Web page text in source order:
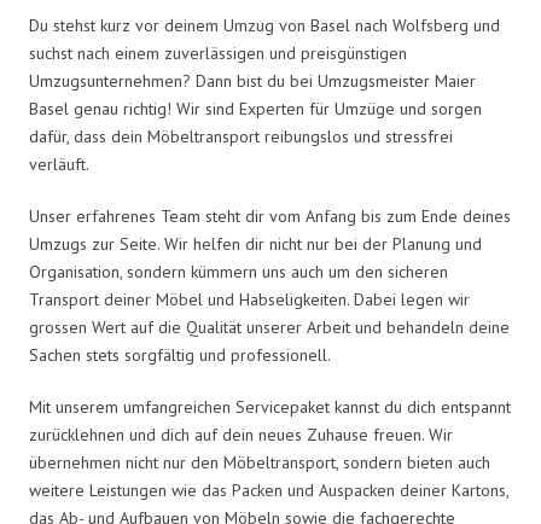
Du stehst kurz vor deinem Umzug von Basel nach Wolfsberg und
suchst nach einem zuverlässigen und preisgünstigen
Umzugsunternehmen? Dann bist du bei Umzugsmeister Maier
Basel genau richtig! Wir sind Experten für Umzüge und sorgen
dafür, dass dein Möbeltransport reibungslos und stressfrei
verläuft.
Unser erfahrenes Team steht dir vom Anfang bis zum Ende deines
Umzugs zur Seite. Wir helfen dir nicht nur bei der Planung und
Organisation, sondern kümmern uns auch um den sicheren
Transport deiner Möbel und Habseligkeiten. Dabei legen wir
grossen Wert auf die Qualität unserer Arbeit und behandeln deine
Sachen stets sorgfältig und professionell.
Mit unserem umfangreichen Servicepaket kannst du dich entspannt
zurücklehnen und dich auf dein neues Zuhause freuen. Wir
übernehmen nicht nur den Möbeltransport, sondern bieten auch
weitere Leistungen wie das Packen und Auspacken deiner Kartons,
das Ab- und Aufbauen von Möbeln sowie die fachgerechte